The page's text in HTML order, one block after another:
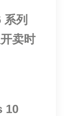
列
卖时
10